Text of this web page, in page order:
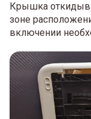
Крышка
зоне
включении